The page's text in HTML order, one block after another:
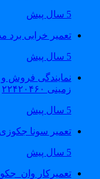
تعمیر خرابی برد
نمایندگی فروش و
زمینی ۲۲۴۲۰۴۶۰
تعمیر سونا جکوزی۰۹۱۲۱۵۰۷۸۲۵#| Sauna | Jacuzzi
تعمیرکار